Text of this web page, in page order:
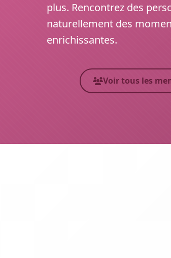
plus. Rencontrez des
naturellement des
enrichissantes.
Voir tous les